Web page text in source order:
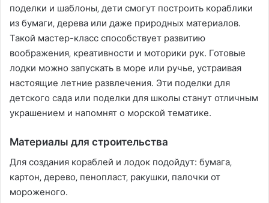
поделки и шаблоны‚ дети смогут построить кораблики
из бумаги‚ дерева или даже природных материалов.
Такой мастер-класс способствует развитию
воображения‚ креативности и моторики рук. Готовые
лодки можно запускать в море или ручье‚ устраивая
настоящие летние развлечения. Эти поделки для
детского сада или поделки для школы станут отличным
украшением и напомнят о морской тематике.
Материалы для строительства
Для создания кораблей и лодок подойдут: бумага‚
картон‚ дерево‚ пенопласт‚ ракушки‚ палочки от
мороженого.